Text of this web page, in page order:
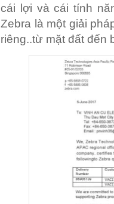
cái lợi và cái tính
Zebra là một giải
riêng..từ mặt đất đến